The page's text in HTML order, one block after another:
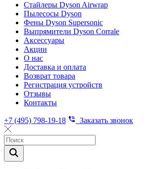
Стайлеры Dyson Airwrap
Пылесосы Dyson
Фены Dyson Supersonic
Выпрямители Dyson Corrale
Аксессуары
Акции
О нас
Доставка и оплата
Возврат товара
Регистрация устройств
Отзывы
Контакты
+7 (495) 798-19-18 Заказать звонок